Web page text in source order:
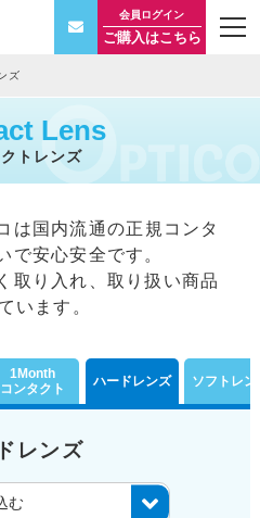
会員ログイン
ご購入はこちら
ズ
Lens
トレンズ
は 国内流通の正規コンタ
で安心安全です。
取り入れ、取り扱い商品
います。
1Month
コンタクト
ハードレンズ ソフトレン
レンズ
t
o
g